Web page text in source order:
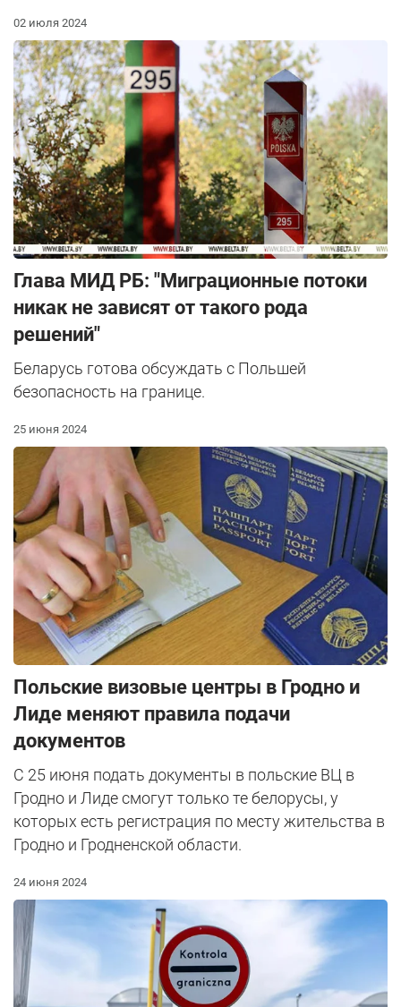
02 июля 2024
Глава МИД РБ: "Миграционные потоки
никак не зависят от такого рода
решений"
Беларусь готова обсуждать с Польшей
безопасность на границе.
25 июня 2024
Польские визовые центры в Гродно и
Лиде меняют правила подачи
документов
С 25 июня подать документы в польские ВЦ в
Гродно и Лиде смогут только те белорусы, у
которых есть регистрация по месту жительства в
Гродно и Гродненской области.
24 июня 2024